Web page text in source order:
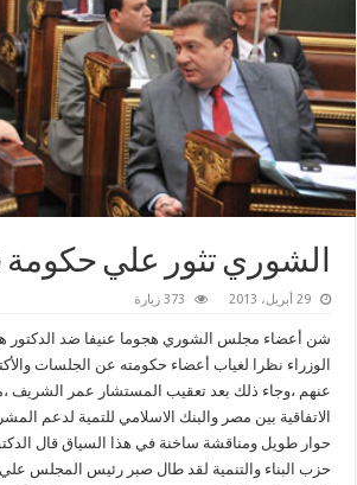
الشوري تثور علي حكومة
29 أبريل، 2013 373 زيارة
شن أعضاء مجلس الشوري هجوما عنيفا ضد الدكتور
الوزراء نظرا لغياب أعضاء حكومته عن الجلسات
عنهم ،وجاء ذلك بعد تعقيب المستشار عمر الشريف
الاتفاقية بين مصر والبنك الاسلامي للتمية لدعم
حوار طويل ومناقشة ساخنة في هذا السياق قال
حزب البناء والتنمية لقد طال صبر رئيس المجلس